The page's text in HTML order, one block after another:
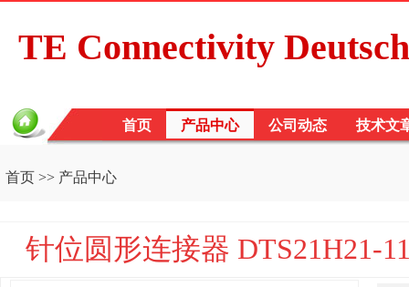
TE Connectivity
首页 产品中心 公司动态 技术文
首页 >> 产品中心
针位圆形连接器 DTS21H21-